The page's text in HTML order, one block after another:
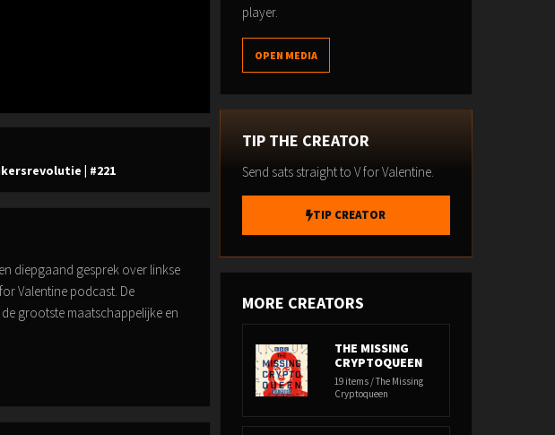
| #221
diepgaand gesprek over linkse
Valentine podcast. De
grootste maatschappelijke en
player.
OPEN MEDIA
TIP THE CREATOR
Send sats straight to V for Valentine.
TIP CREATOR
MORE CREATORS
THE MISSING
CRYPTOQUEEN
19 items / The Missing
Cryptoqueen